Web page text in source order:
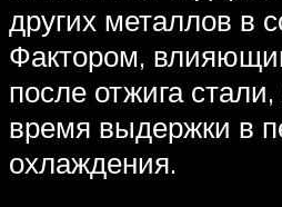
других металлов в
Фактором,
после отжига
время выдержки в
охлаждения.